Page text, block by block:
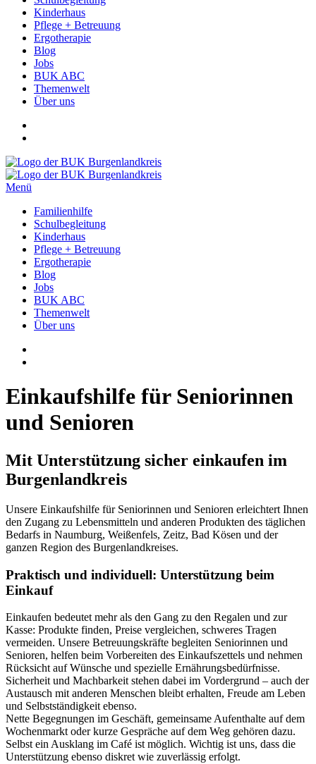
Kinderhaus
Pflege + Betreuung
Ergotherapie
Blog
Jobs
BUK ABC
Themenwelt
Über uns
Menü
Familienhilfe
Schulbegleitung
Kinderhaus
Pflege + Betreuung
Ergotherapie
Blog
Jobs
BUK ABC
Themenwelt
Über uns
Einkaufshilfe für Seniorinnen
und Senioren
Mit Unterstützung sicher einkaufen im
Burgenlandkreis
Unsere Einkaufshilfe für Seniorinnen und Senioren erleichtert Ihnen
den Zugang zu Lebensmitteln und anderen Produkten des täglichen
Bedarfs in Naumburg, Weißenfels, Zeitz, Bad Kösen und der
ganzen Region des Burgenlandkreises.
Praktisch und individuell: Unterstützung beim
Einkauf
Einkaufen bedeutet mehr als den Gang zu den Regalen und zur
Kasse: Produkte finden, Preise vergleichen, schweres Tragen
vermeiden. Unsere Betreuungskräfte begleiten Seniorinnen und
Senioren, helfen beim Vorbereiten des Einkaufszettels und nehmen
Rücksicht auf Wünsche und spezielle Ernährungsbedürfnisse.
Sicherheit und Machbarkeit stehen dabei im Vordergrund – auch der
Austausch mit anderen Menschen bleibt erhalten, Freude am Leben
und Selbstständigkeit ebenso.
Nette Begegnungen im Geschäft, gemeinsame Aufenthalte auf dem
Wochenmarkt oder kurze Gespräche auf dem Weg gehören dazu.
Selbst ein Ausklang im Café ist möglich. Wichtig ist uns, dass die
Unterstützung ebenso diskret wie zuverlässig erfolgt.